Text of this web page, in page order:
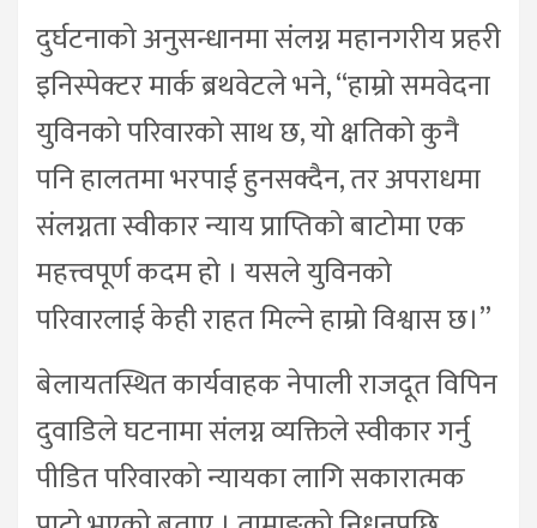
दुर्घटनाको अनुसन्धानमा संलग्न महानगरीय प्रहरी
इनिस्पेक्टर मार्क ब्रथवेटले भने, “हाम्रो समवेदना
युविनको परिवारको साथ छ, यो क्षतिको कुनै
पनि हालतमा भरपाई हुनसक्दैन, तर अपराधमा
संलग्नता स्वीकार न्याय प्राप्तिको बाटोमा एक
महत्त्वपूर्ण कदम हो । यसले युविनको
परिवारलाई केही राहत मिल्ने हाम्रो विश्वास छ।”
बेलायतस्थित कार्यवाहक नेपाली राजदूत विपिन
दुवाडिले घटनामा संलग्न व्यक्तिले स्वीकार गर्नु
पीडित परिवारको न्यायका लागि सकारात्मक